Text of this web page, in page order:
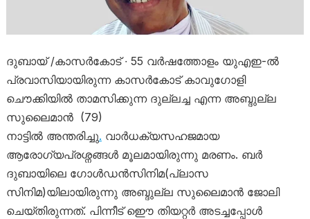
ദുബായ് /കാസർകോട് ∙ 55 വർഷത്തോളം യുഎഇ-ൽ
പ്രവാസിയായിരുന്ന കാസർകോട് കാവുഗോളി
ചൌക്കിയിൽ താമസിക്കുന്ന ദുല്ലച്ച എന്ന അബ്ദുല്ല
സുലൈമാൻ (79)
നാട്ടിൽ അന്തരിച്ചു. വാർധക്യസഹജമായ
ആരോഗ്യപ്രശ്നങ്ങൾ മൂലമായിരുന്നു മരണം. ബർ
ദുബായിലെ ഗോൾഡൻസിനിമ(പ്ലാസ
സിനിമ)യിലായിരുന്നു അബ്ദുല്ല സുലൈമാൻ ജോലി
ചെയ്തിരുന്നത്. പിന്നീട് ഇൌ തിയറ്റർ അടച്ചപ്പോൾ